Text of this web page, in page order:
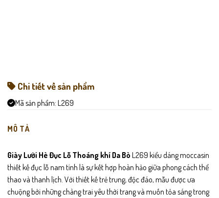
Chi tiết về sản phẩm
Mã sản phẩm: L269
MÔ TẢ
Giày Lười Hè Đục Lỗ Thoáng khí Da Bò L269 kiểu dáng moccasin
thiết kế đục lỗ nam tính là sự kết hợp hoàn hảo giữa phong cách thể
thao và thanh lịch. Với thiết kế trẻ trung, độc đáo, mẫu được ưa
chuộng bởi những chàng trai yêu thời trang và muốn tỏa sáng trong